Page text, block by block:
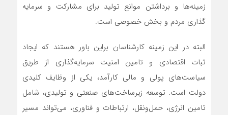
زمینه‌ها و برداشتن موانع تولید برای مشارکت و سرمایه
گذاری مردم و بخش خصوصی است.
البته در این زمینه کارشناسان براین باور هستند که ایجاد
ثبات اقتصادی و تامین امنیت سرمایه‌گذاری از طریق
سیاست‌های پولی و مالی کارآمد، یکی از وظایف کلیدی
دولت است. توسعه زیرساخت‌های صنعتی و تولیدی، شامل
تامین انرژی، حمل‌ونقل، ارتباطات و فناوری، می‌تواند مسیر